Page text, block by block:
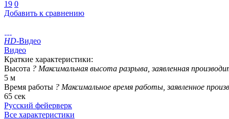
19 0
Добавить к сравнению
HD-Видео
Видео
Краткие характеристики:
Высота ? Максимальная высота разрыва, заявленная
5 м
Время работы ? Максимальное время работы, заявленное
65 сек
Русский фейерверк
Все характеристики